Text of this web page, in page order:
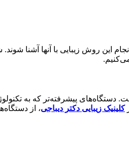
این روش زیبایی با آنها آشنا
دستگاه‌های پیشرفته‌تر که به
کلینیک زیبایی دکتر دیباجی، از